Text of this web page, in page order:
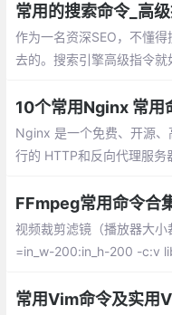
常用的搜索命令_高
作为一名资深SEO，不懂
去的。搜索引擎高级指令
10个常用Nginx 常用
Nginx 是一个免费、开源
行的 HTTP和反向代理服务
FFmpeg常用命令合
视频裁剪滤镜（播放器大
=in_w-200:in_h-200 -c:v
常用Vim命令及实用